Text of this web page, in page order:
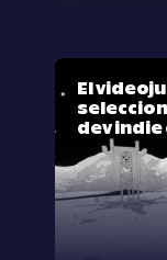
El
dev indie